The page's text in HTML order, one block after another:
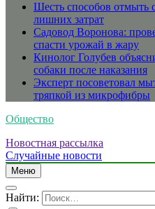
Шесть способов отмыть
лишних затрат
Садовод Воронова:
спасти урожай в жару
Кинолог Голубев
собаки после наказания
Эксперт посоветовал
тряпкой из микрофибры
Общество
Новостная рассылка
Случайные новости
Меню
Найти: